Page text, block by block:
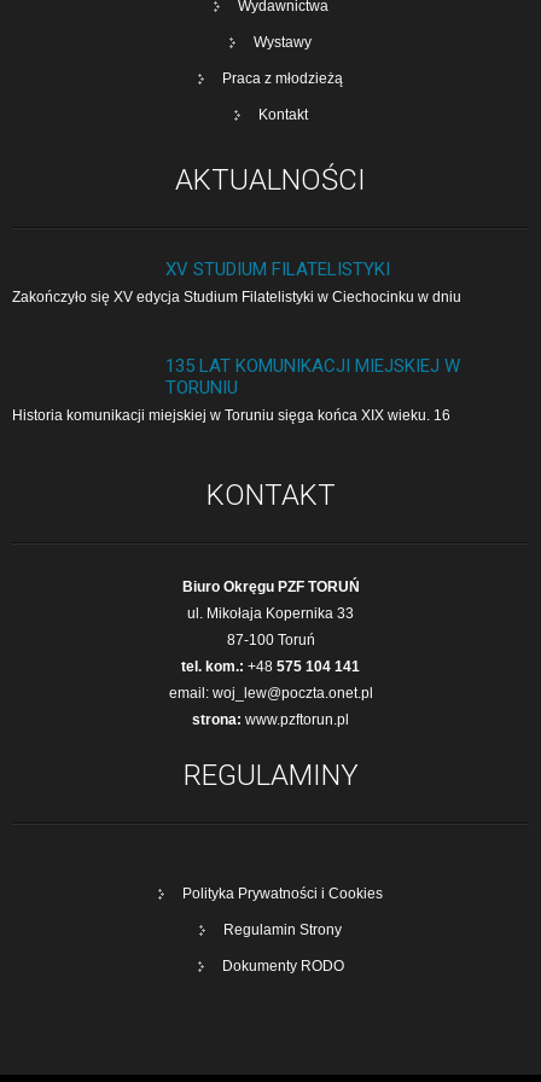
Wydawnictwa
Wystawy
Praca z młodzieżą
Kontakt
AKTUALNOŚCI
XV STUDIUM FILATELISTYKI
Zakończyło się XV edycja Studium Filatelistyki w Cie­cho­cin­ku w dniu
135 LAT KOMUNIKACJI MIEJSKIEJ W
TORUNIU
Historia komunikacji miejskiej w Toruniu sięga końca XIX wieku. 16
KONTAKT
Biuro Okręgu PZF TORUŃ
ul. Mikołaja Kopernika 33
87-100 Toruń
tel. kom.: +48 575 104 141
email: woj_lew@poczta.onet.pl
strona: www.pzftorun.pl
REGULAMINY
Polityka Prywatności i Cookies
Regulamin Strony
Dokumenty RODO